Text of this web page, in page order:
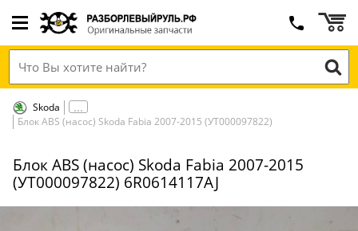
Skoda
Блок ABS (насос) Skoda Fabia 2007-2015 (УТ000097822)
Блок ABS (насос) Skoda Fabia 2007-2015
(УТ000097822) 6R0614117AJ